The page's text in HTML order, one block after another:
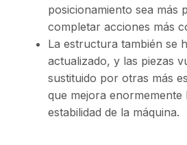
posicionamiento sea más
completar acciones más
La estructura también se
actualizado, y las piezas
sustituido por otras más
que mejora enormemente
estabilidad de la máquina.